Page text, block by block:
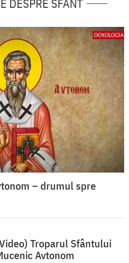
DESPRE SFÂNT
– drumul spre
Troparul Sfântului
Avtonom